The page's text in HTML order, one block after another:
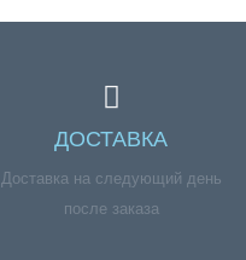
ДОСТАВКА
Доставка на следующий день
после заказа